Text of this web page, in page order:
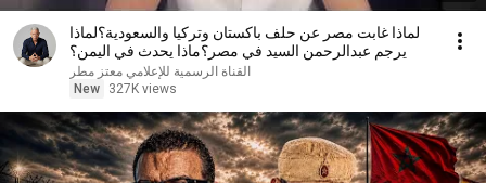
لماذا غابت مصر عن حلف باكستان وتركيا والسعودية؟لماذا
يرجم عبدالرحمن السيد في مصر؟ماذا يحدث في اليمن؟
القناة الرسمية للإعلامي معتز مطر
New
327K views